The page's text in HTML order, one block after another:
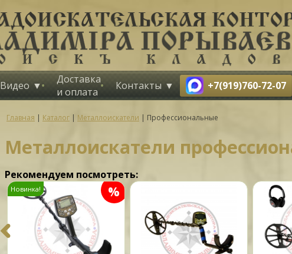
Видео
Доставка
и оплата
Контакты +7(919)760-72-07
Главная | Каталог | Металлоискатели | Профессиональные
Металлоискатели
Рекомендуем посмотреть:
%
Новинка!